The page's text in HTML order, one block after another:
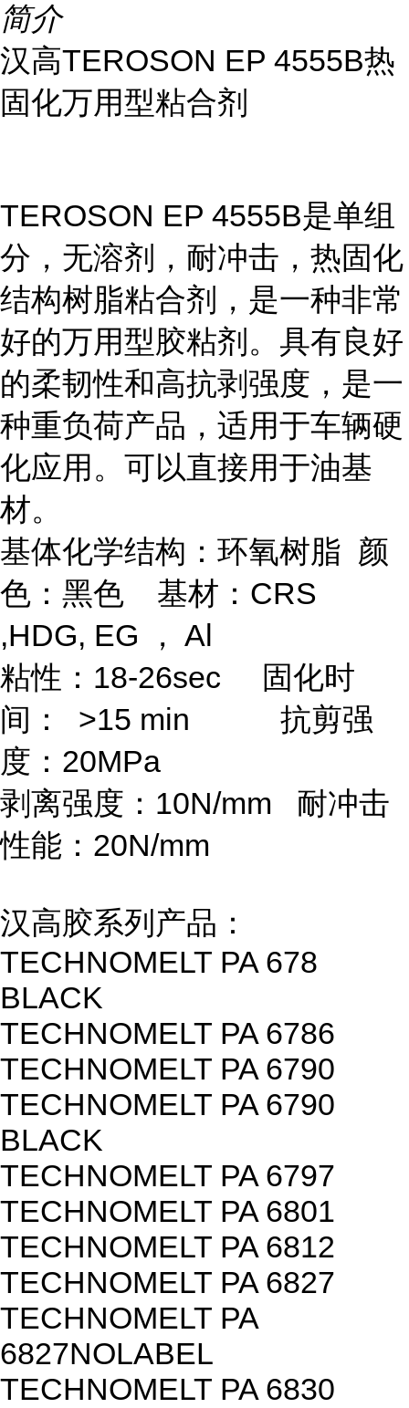
简介
汉高TEROSON EP 4555B热
固化万用型粘合剂
TEROSON EP 4555B是单组
分，无溶剂，耐冲击，热固化
结构树脂粘合剂，是一种非常
好的万用型胶粘剂。具有良好
的柔韧性和高抗剥强度，是一
种重负荷产品，适用于车辆硬
化应用。可以直接用于油基
材。
基体化学结构：环氧树脂 颜
色：黑色 基材：CRS
,HDG, EG ， Al
粘性：18-26sec 固化时
间： >15 min 抗剪强
度：20MPa
剥离强度：10N/mm 耐冲击
性能：20N/mm
汉高胶系列产品：
TECHNOMELT PA 678
BLACK
TECHNOMELT PA 6786
TECHNOMELT PA 6790
TECHNOMELT PA 6790
BLACK
TECHNOMELT PA 6797
TECHNOMELT PA 6801
TECHNOMELT PA 6812
TECHNOMELT PA 6827
TECHNOMELT PA
6827NOLABEL
TECHNOMELT PA 6830